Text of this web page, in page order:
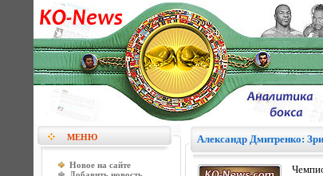
МЕНЮ
Новое на сайте
Александр Дмитренко: